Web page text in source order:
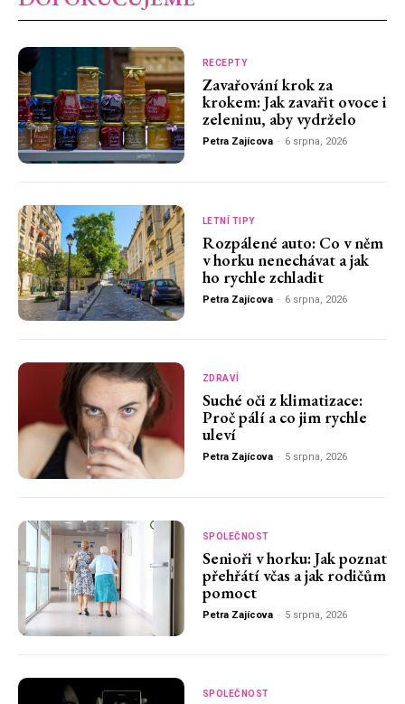
RECEPTY
Zavařování krok za
krokem: Jak zavařit ovoce i
zeleninu, aby vydrželo
Petra Zajícova - 6 srpna, 2026
LETNÍ TIPY
Rozpálené auto: Co v něm
v horku nenechávat a jak
ho rychle zchladit
Petra Zajícova - 6 srpna, 2026
ZDRAVÍ
Suché oči z klimatizace:
Proč pálí a co jim rychle
uleví
Petra Zajícova - 5 srpna, 2026
SPOLEČNOST
Senioři v horku: Jak poznat
přehřátí včas a jak rodičům
pomoct
Petra Zajícova - 5 srpna, 2026
SPOLEČNOST